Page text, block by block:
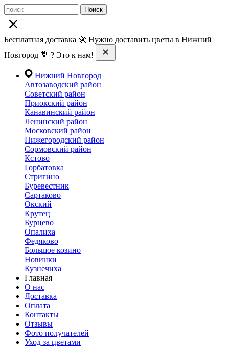
Поиск
Бесплатная доставка 🚀 Нужно доставить цветы в Нижний
Новгород 💐 ? Это к нам!
Нижний Новгород
Автозаводский район
Советский район
Приокский район
Канавинский район
Ленинский район
Московский район
Нижегородский район
Сормовский район
Кстово
Горбатовка
Стригино
Буревестник
Сартаково
Окский
Крутец
Бурцево
Опалиха
Федяково
Большое козино
Новинки
Кузнечиха
Главная
О нас
Доставка
Оплата
Контакты
Отзывы
Фото получателей
Уход за цветами